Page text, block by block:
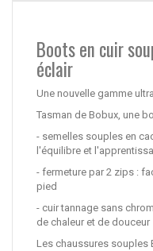
Boots en cuir
éclair
Une nouvelle gamme
Tasman de Bobux, une
- semelles souples en
l'équilibre et
- fermeture par 2 zips :
pied
- cuir tannage sans
de chaleur et de douceur
Les chaussures souples